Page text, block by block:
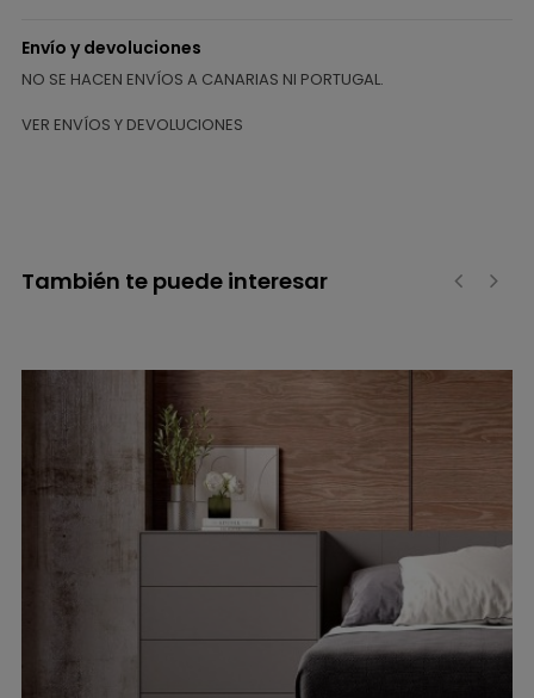
Envío y devoluciones
NO SE HACEN ENVÍOS A CANARIAS NI PORTUGAL.
VER ENVÍOS Y DEVOLUCIONES
También te puede interesar